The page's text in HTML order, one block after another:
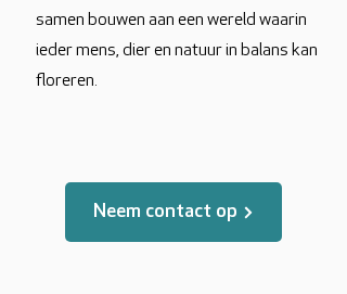
samen bouwen aan een wereld waarin
ieder mens, dier en natuur in balans kan
floreren.
Neem contact op